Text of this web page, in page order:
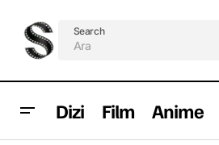
Search
Dizi Film Anime